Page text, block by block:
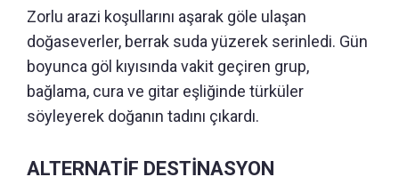
Zorlu arazi koşullarını aşarak göle ulaşan
doğaseverler, berrak suda yüzerek serinledi. Gün
boyunca göl kıyısında vakit geçiren grup,
bağlama, cura ve gitar eşliğinde türküler
söyleyerek doğanın tadını çıkardı.
ALTERNATİF DESTİNASYON